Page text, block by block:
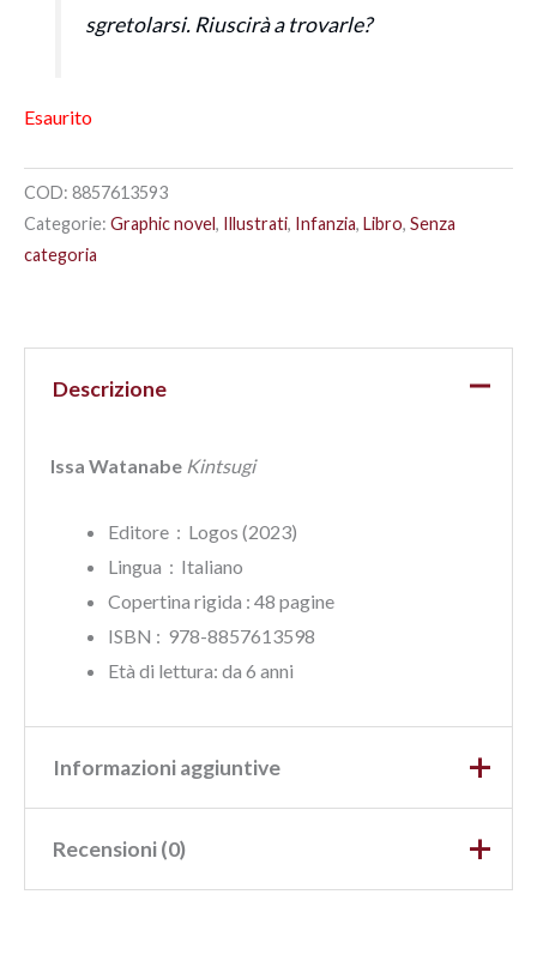
sgretolarsi. Riuscirà a trovarle?
Esaurito
COD: 8857613593
Categorie: Graphic novel, Illustrati, Infanzia, Libro, Senza
categoria
Descrizione
Issa Watanabe Kintsugi
Editore ‏ : ‎ Logos (2023)
Lingua ‏ : ‎ Italiano
Copertina rigida : ‎48 pagine
ISBN‏ : ‎ 978-8857613598
Età di lettura: da 6 anni
Informazioni aggiuntive
Peso
Recensioni (0)